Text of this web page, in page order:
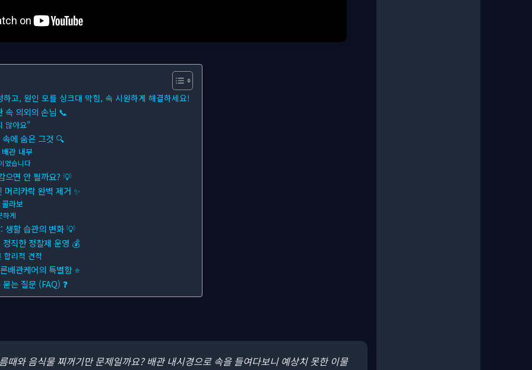
고, 원인 모를 싱크대 막힘, 속 시원하게 해결하세요!
속 의외의 손님 📞
않아요”
에 숨은 그것 🔍
관 내부
었습니다
으면 안 될까요? 💡
머리카락 완벽 제거 ✨
라보
하게
생활 습관의 변화 💡
직한 정찰제 운영 💰
합리적 견적
배관케어의 특별함 ⭐
는 질문 (FAQ) ❓
때와 음식물 찌꺼기만 문제일까요? 배관 내시경으로 속을 들여다보니 예상치 못한 이물